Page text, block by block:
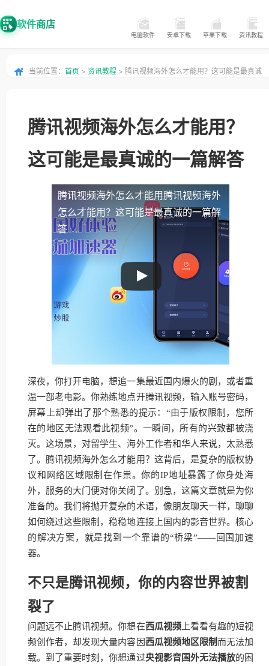
软件商店
电脑软件 安卓下载 苹果下载 资讯教程
当前位置： 首页 > 资讯教程 > 腾讯视频海外怎么才能用？这可能是最真诚
腾讯视频海外怎么才能用？
这可能是最真诚的一篇解答
腾讯视频海外怎么才能用腾讯视频海外
怎么才能用？这可能是最真诚的一篇解
答
深夜，你打开电脑，想追一集最近国内爆火的剧，或者重
温一部老电影。你熟练地点开腾讯视频，输入账号密码，
屏幕上却弹出了那个熟悉的提示：“由于版权限制，您所
在的地区无法观看此视频”。一瞬间，所有的兴致都被浇
灭。这场景，对留学生、海外工作者和华人来说，太熟悉
了。腾讯视频海外怎么才能用？这背后，是复杂的版权协
议和网络区域限制在作祟。你的IP地址暴露了你身处海
外，服务的大门便对你关闭了。别急，这篇文章就是为你
准备的。我们将抛开复杂的术语，像朋友聊天一样，聊聊
如何绕过这些限制，稳稳地连接上国内的影音世界。核心
的解决方案，就是找到一个靠谱的“桥梁”——回国加速
器。
不只是腾讯视频，你的内容世界被割
裂了
问题远不止腾讯视频。你想在西瓜视频上看看有趣的短视
频创作者，却发现大量内容因 西瓜视频地区限制 而无法加
载。到了重要时刻，你想通过央视影音国外无法播放的困